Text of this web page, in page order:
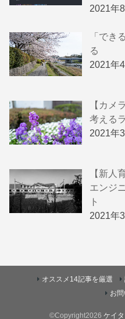
2021年
「でき
る
2021年
【カメ
考える
2021年
【新人
エンジ
ト
2021年
オススメ14記事を厳選
お
©Copyright2026 ケイ